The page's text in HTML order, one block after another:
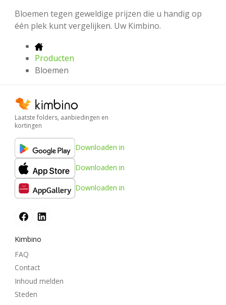
Bloemen tegen geweldige prijzen die u handig op
één plek kunt vergelijken. Uw Kimbino.
Producten
Bloemen
Laatste folders, aanbiedingen en
kortingen
Downloaden in
Downloaden in
Downloaden in
Kimbino
FAQ
Contact
Inhoud melden
Steden